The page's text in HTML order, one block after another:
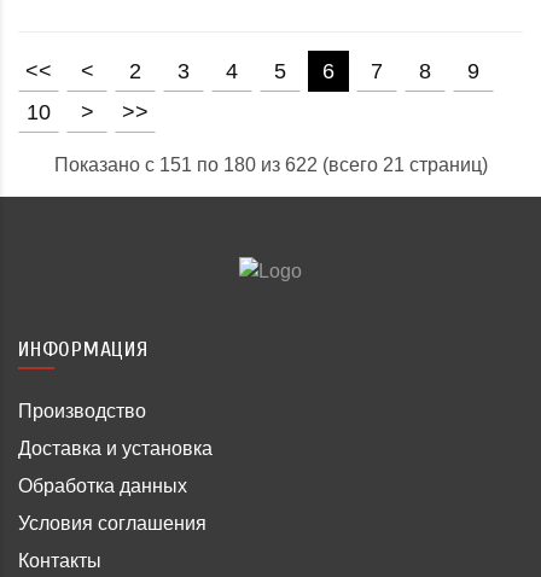
<< < 2 3 4 5 6 7 8
9
10
> >>
Показано с 151 по 180 из 622 (всего 21 страниц)
ИНФОРМАЦИЯ
Производство
Доставка и установка
Обработка данных
Условия соглашения
Контакты